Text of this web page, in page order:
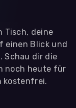
Tisch, deine
einen Blick und
Schau dir die
noch heute für
kostenfrei.